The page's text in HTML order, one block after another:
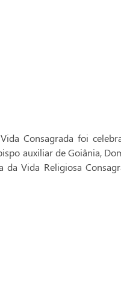
Consagrada foi
auxiliar de Goiânia,
Vida Religiosa